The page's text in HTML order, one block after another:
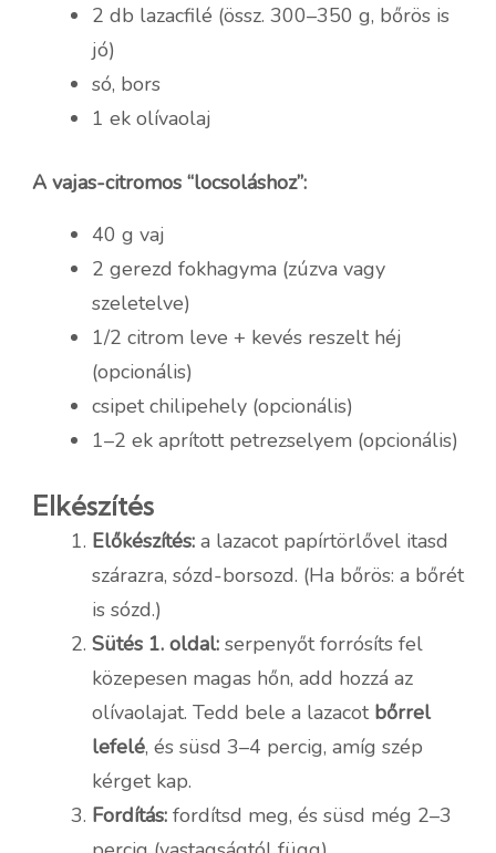
2 db lazacfilé (össz. 300–350 g, bőrös is
jó)
só, bors
1 ek olívaolaj
A vajas-citromos “locsoláshoz”:
40 g vaj
2 gerezd fokhagyma (zúzva vagy
szeletelve)
1/2 citrom leve + kevés reszelt héj
(opcionális)
csipet chilipehely (opcionális)
1–2 ek aprított petrezselyem (opcionális)
Elkészítés
Előkészítés: a lazacot papírtörlővel itasd
szárazra, sózd-borsozd. (Ha bőrös: a bőrét
is sózd.)
Sütés 1. oldal: serpenyőt forrósíts fel
közepesen magas hőn, add hozzá az
olívaolajat. Tedd bele a lazacot bőrrel
lefelé, és süsd 3–4 percig, amíg szép
kérget kap.
Fordítás: fordítsd meg, és süsd még 2–3